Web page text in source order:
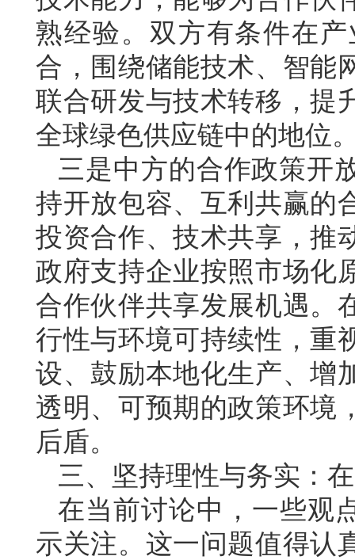
熟经验。双方有条件在
合，围绕储能技术、智能
联合研发与技术转移，提
全球绿色供应链中的地位
三是中方的合作政策开
持开放包容、互利共赢的
投资合作、技术共享，推
政府支持企业按照市场化
合作伙伴共享发展机遇。
行性与环境可持续性，重
设、鼓励本地化生产、增
透明、可预期的政策环境
后盾。
三、坚持理性与务实：
在当前讨论中，一些观
示关注。这一问题值得认